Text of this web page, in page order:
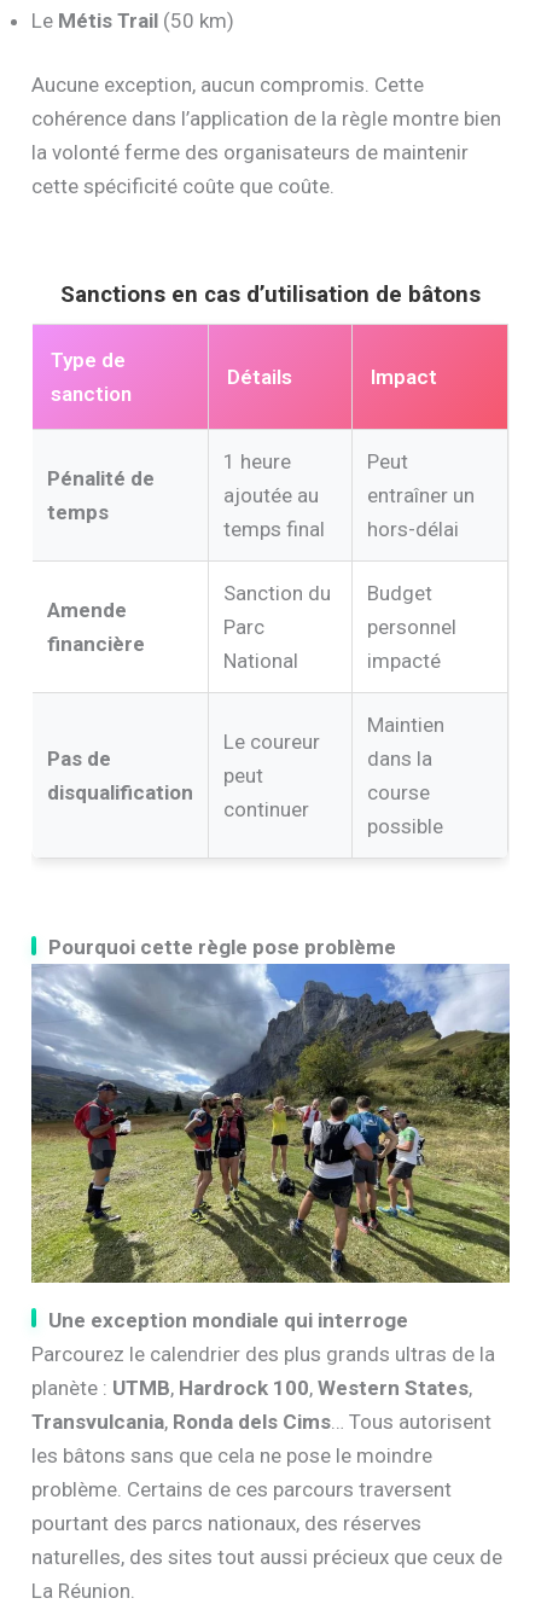
Le Métis Trail (50 km)
Aucune exception, aucun compromis. Cette
cohérence dans l’application de la règle montre bien
la volonté ferme des organisateurs de maintenir
cette spécificité coûte que coûte.
Sanctions en cas d’utilisation de bâtons
Type de
sanction
Détails Impact
Pénalité de
temps
1 heure
ajoutée au
temps final
Peut
entraîner un
hors-délai
Amende
financière
Sanction du
Parc
National
Budget
personnel
impacté
Pas de
disqualification
Le coureur
peut
continuer
Maintien
dans la
course
possible
Pourquoi cette règle pose problème
Une exception mondiale qui interroge
Parcourez le calendrier des plus grands ultras de la
planète : UTMB, Hardrock 100,Western States,
Transvulcania, Ronda dels Cims … Tous autorisent
les bâtons sans que cela ne pose le moindre
problème. Certains de ces parcours traversent
pourtant des parcs nationaux, des réserves
naturelles, des sites tout aussi précieux que ceux de
La Réunion.